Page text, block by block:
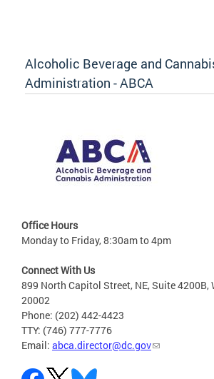
Alcoholic Beverage and
Administration - ABCA
Office Hours
Monday to Friday, 8:30am to 4pm
Connect With Us
899 North Capitol Street, NE, Suite 4200B,
20002
Phone: (202) 442-4423
TTY: (746) 777-7776
Email: abca.director@dc.gov